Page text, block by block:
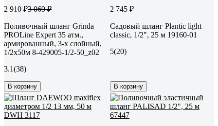
2 910 ₽3 069 ₽
Поливочный шланг Grinda
PROLine Expert 35 атм.,
армированный, 3-х слойный,
1/2х50м 8-429005-1/2-50_z02
3.1(38)
В корзину
2 745 ₽
Садовый шланг Plantic light
classic, 1/2", 25 м 19160-01
5(20)
В корзину